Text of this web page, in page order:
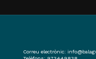
Correu electrònic: